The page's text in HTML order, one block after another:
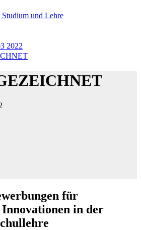
und Lehre
2022
für
in der